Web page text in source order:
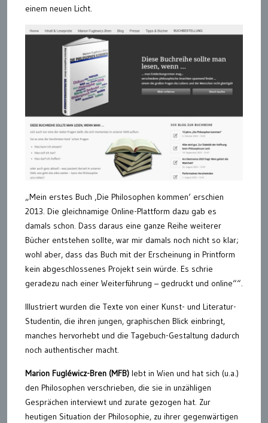
einem neuen Licht.
„Mein erstes Buch ‚Die Philosophen kommen‘ erschien
2013. Die gleichnamige Online-Plattform dazu gab es
damals schon. Dass daraus eine ganze Reihe weiterer
Bücher entstehen sollte, war mir damals noch nicht so klar;
wohl aber, dass das Buch mit der Erscheinung in Printform
kein abgeschlossenes Projekt sein würde. Es schrie
geradezu nach einer Weiterführung – gedruckt und online““.
Illustriert wurden die Texte von einer Kunst- und Literatur-
Studentin, die ihren jungen, graphischen Blick einbringt,
manches hervorhebt und die Tagebuch-Gestaltung dadurch
noch authentischer macht.
Marion Fugléwicz-Bren (MFB) lebt in Wien und hat sich (u.a.)
den Philosophen verschrieben, die sie in unzähligen
Gesprächen interviewt und zurate gezogen hat. Zur
heutigen Situation der Philosophie, zu ihrer gegenwärtigen